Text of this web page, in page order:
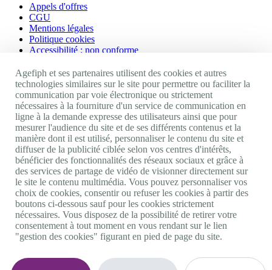
Appels d'offres
CGU
Mentions légales
Politique cookies
Accessibilité : non conforme
Nos autres sites
Site portail Agefiph
Activateur de progrès
Handinnov
Innovation et recherche
Université du RRH
Service AppuiPro
Nous suivre
Youtube
Linkedin
Facebook
Twitter
0 800 11 10 09Services & appel gratuitsDe 9h à 18h.
Agefiph et ses partenaires utilisent des cookies et autres
technologies similaires sur le site pour permettre ou faciliter la
communication par voie électronique ou strictement
nécessaires à la fourniture d'un service de communication en
ligne à la demande expresse des utilisateurs ainsi que pour
mesurer l'audience du site et de ses différents contenus et la
manière dont il est utilisé, personnaliser le contenu du site et
diffuser de la publicité ciblée selon vos centres d'intérêts,
bénéficier des fonctionnalités des réseaux sociaux et grâce à
des services de partage de vidéo de visionner directement sur
le site le contenu multimédia. Vous pouvez personnaliser vos
choix de cookies, consentir ou refuser les cookies à partir des
boutons ci-dessous sauf pour les cookies strictement
nécessaires. Vous disposez de la possibilité de retirer votre
consentement à tout moment en vous rendant sur le lien
"gestion des cookies" figurant en pied de page du site.